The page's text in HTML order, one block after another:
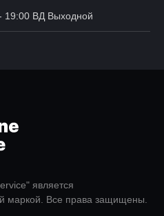
ВД Выходной
является
маркой. Все права защищены.